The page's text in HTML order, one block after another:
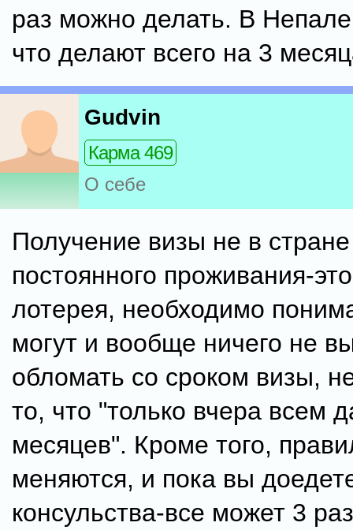
раз можно делать. В
что делают всего на 3
Gudvin
Карма 469
О себе
Получение визы не в стране
постоянного проживания-
лотерея, необходимо
могут и вообще ничего не
обломать со сроком визы,
то, что "только вчера всем
месяцев". Кроме того,
меняются, и пока вы
консульства-все может 3